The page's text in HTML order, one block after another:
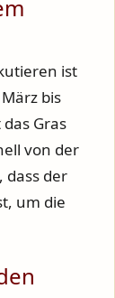
ist
bis
Gras
von der
dass der
um die